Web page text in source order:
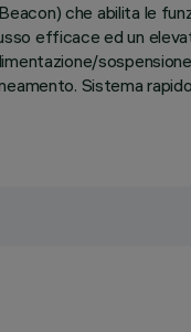
che abilita le
efficace ed un
Sistema